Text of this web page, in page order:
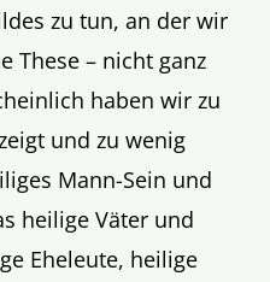
zu tun, an der wir
These – nicht ganz
haben wir zu
und zu wenig
Mann-Sein und
heilige Väter und
Eheleute, heilige